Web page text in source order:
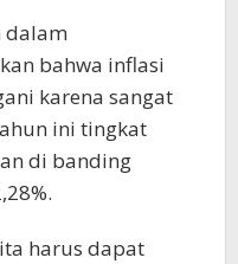
dalam
bahwa inflasi
karena sangat
ini tingkat
di banding
harus dapat